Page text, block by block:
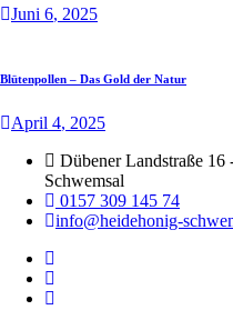
Juni 6, 2025
Blütenpollen – Das Gold der Natur
April 4, 2025
Dübener Landstraße 16
Schwemsal
0157 309 145 74
info@heidehonig-